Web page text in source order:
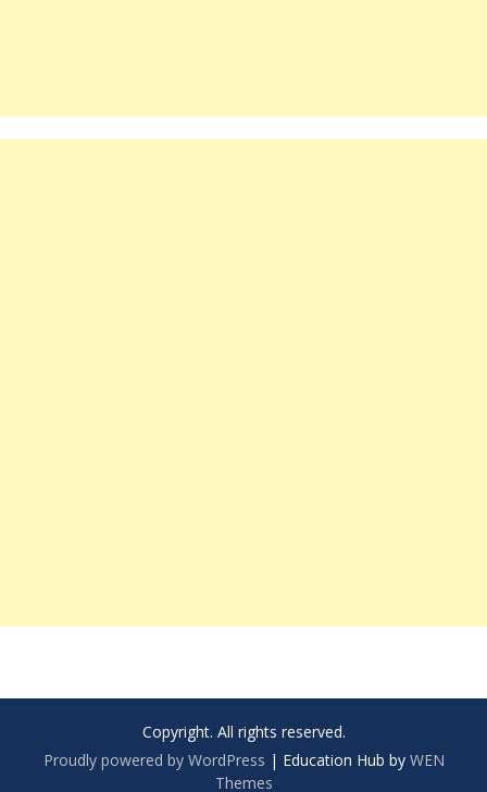
Copyright. All rights reserved.
Proudly powered by WordPress | Education Hub by WEN
Themes